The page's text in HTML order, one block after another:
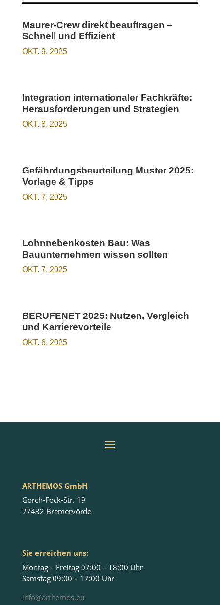
Maurer-Crew direkt beauftragen –
Schnell und Effizient
OKT. 9, 2025
Integration internationaler Fachkräfte:
Herausforderungen und Strategien
OKT. 8, 2025
Gefährdungsbeurteilung Muster 2025:
Vorlage & Tipps
OKT. 7, 2025
Lohnnebenkosten Bau: Was
Bauunternehmen wissen sollten
OKT. 7, 2025
BERUFENET 2025: Nutzen, Vergleich
und Karrierevorteile
OKT. 6, 2025
ARTHEMOS GmbH
Gorch-Fock-Str. 19
27432 Bremervörde
Sie erreichen uns:
Montag – Freitag 07:00 – 18:00 Uhr
Samstag 09:00 – 17:00 Uhr
info@arthemos.eu